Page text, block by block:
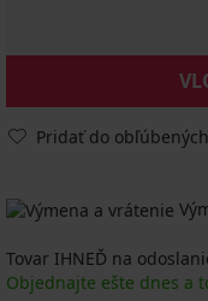
Pridať do obľúbených
Tovar IHNEĎ na
Objednajte ešte dnes a